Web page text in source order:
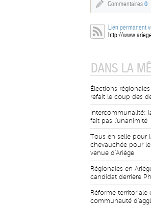
Commentaires 0
Lien permanent
http://
DANS LA
Élections
refait le coup des
Intercommunalité:
fait pas l'unanimité
Tous en selle pour
chevauchée pour
venue d'Ariège
Régionales en
candidat derrière
Réforme territoriale
communauté